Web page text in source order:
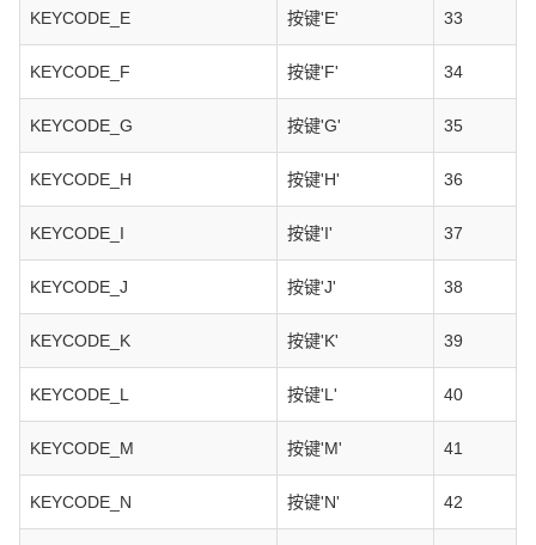
KEYCODE_E 按键'E' 33
KEYCODE_F 按键'F' 34
KEYCODE_G 按键'G' 35
KEYCODE_H 按键'H' 36
KEYCODE_I 按键'I' 37
KEYCODE_J 按键'J' 38
KEYCODE_K 按键'K' 39
KEYCODE_L 按键'L' 40
KEYCODE_M 按键'M' 41
KEYCODE_N 按键'N' 42